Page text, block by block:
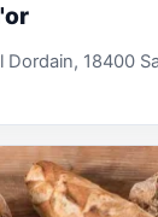
Dordain, 18400